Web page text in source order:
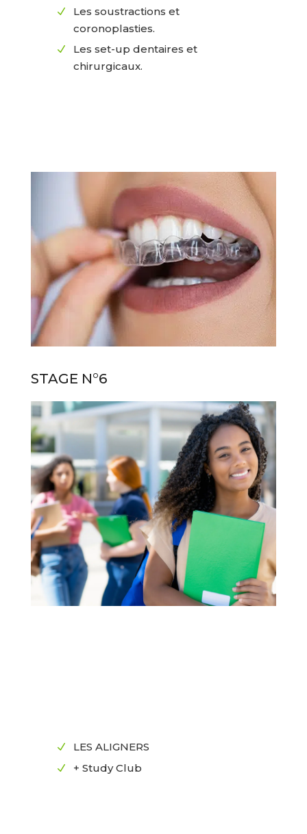
N
Les soustractions et
coronoplasties.
N
Les set-up dentaires et
chirurgicaux.
STAGE N°6
STAGE N°6
N LES ALIGNERS
N + Study Club